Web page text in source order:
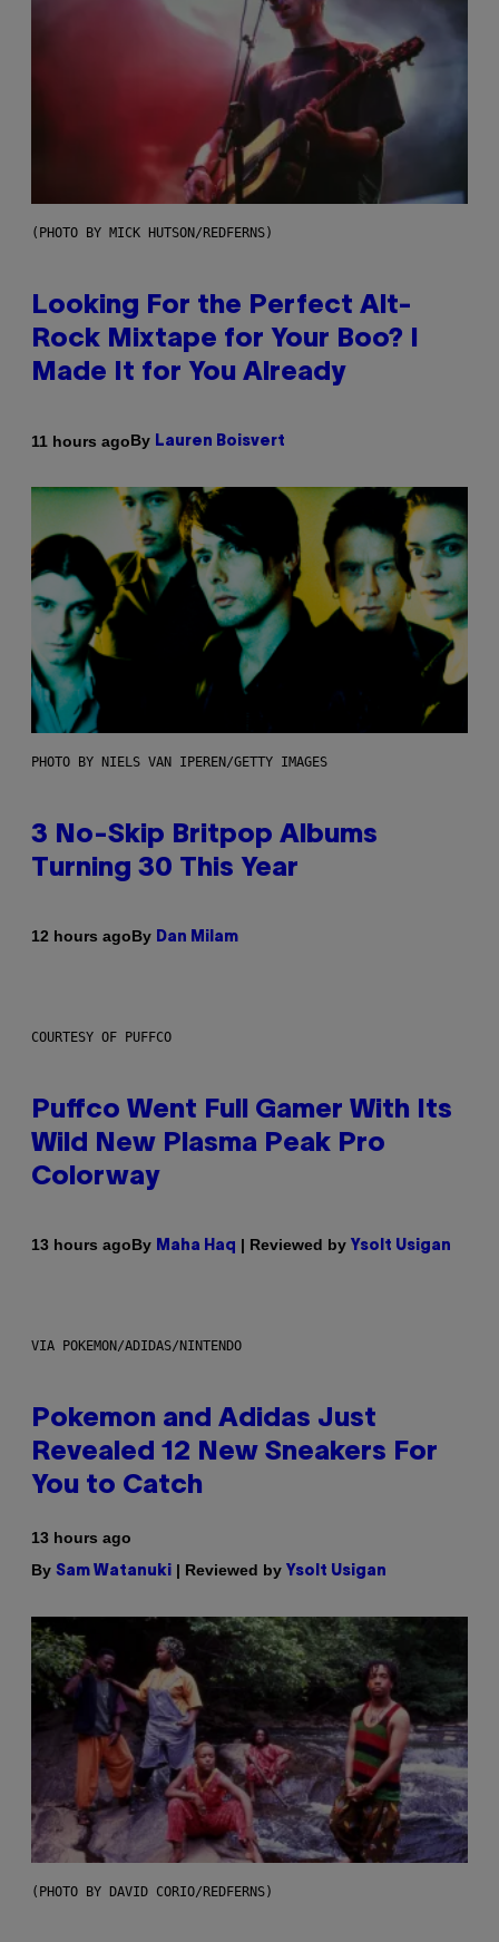
(PHOTO BY MICK HUTSON/REDFERNS)
Looking For the Perfect Alt-
Rock Mixtape for Your Boo? I
Made It for You Already
11 hours agoBy Lauren Boisvert
PHOTO BY NIELS VAN IPEREN/GETTY IMAGES
3 No-Skip Britpop Albums
Turning 30 This Year
12 hours agoBy Dan Milam
COURTESY OF PUFFCO
Puffco Went Full Gamer With Its
Wild New Plasma Peak Pro
Colorway
13 hours agoBy Maha Haq | Reviewed by Ysolt Usigan
VIA POKEMON/ADIDAS/NINTENDO
Pokemon and Adidas Just
Revealed 12 New Sneakers For
You to Catch
13 hours ago
By Sam Watanuki | Reviewed by Ysolt Usigan
(PHOTO BY DAVID CORIO/REDFERNS)